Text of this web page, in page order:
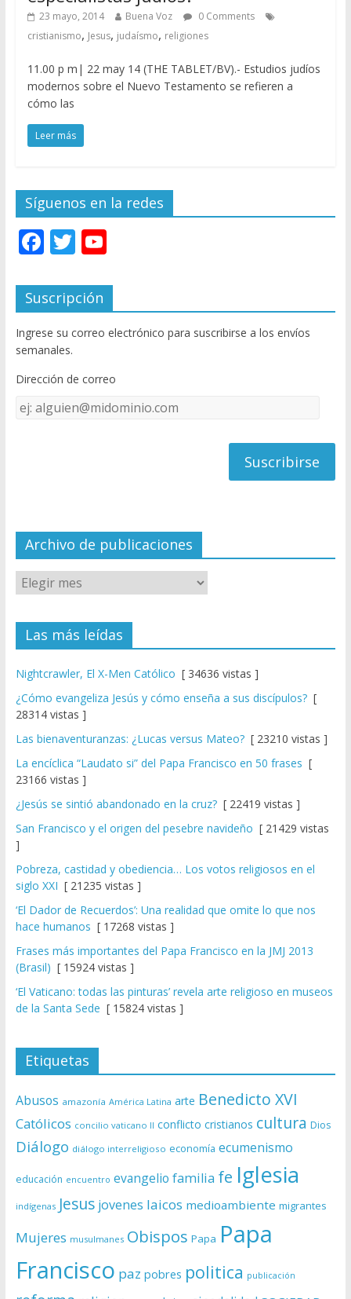
23 mayo, 2014 Buena Voz
0 Comments
cristianismo, Jesus, judaísmo, religiones
11.00 p m| 22 may 14 (THE TABLET/BV).- Estudios judíos
modernos sobre el Nuevo Testamento se refieren a
cómo las
Leer más
Síguenos en la redes
F
e
b
o
o
k
T
itt
er
Y
u
T
u
e
C
el
Suscripción
Ingrese su correo electrónico para suscribirse a los envíos
semanales.
Dirección de correo
Dirección
de
Archivo de publicaciones
Las más leídas
Nightcrawler, El X-Men Católico [ 34636 vistas ]
¿Cómo evangeliza Jesús y cómo enseña a sus discípulos?[
28314 vistas ]
Las bienaventuranzas: ¿Lucas versus Mateo?[ 23210 vistas ]
La encíclica “Laudato si” del Papa Francisco en 50 frases [
23166 vistas ]
¿Jesús se sintió abandonado en la cruz?[ 22419 vistas ]
San Francisco y el origen del pesebre navideño [ 21429 vistas
]
Pobreza, castidad y obediencia… Los votos religiosos en el
siglo XXI [ 21235 vistas ]
‘El Dador de Recuerdos’: Una realidad que omite lo que nos
hace humanos [ 17268 vistas ]
Frases más importantes del Papa Francisco en la JMJ 2013
(Brasil) [ 15924 vistas ]
‘El Vaticano: todas las pinturas’ revela arte religioso en museos
de la Santa Sede [ 15824 vistas ]
Etiquetas
Abusos amazonía América Latina arte Benedicto XVI
Católicos concilio vaticano II conflicto cristianos cultura Dios
Diálogo diálogo interreligioso economía ecumenismo
educación encuentro evangelio familia fe Iglesia
indígenas Jesus jovenes laicos medioambiente migrantes
Mujeres musulmanes Obispos Papa Papa
Francisco paz pobres politica publicación